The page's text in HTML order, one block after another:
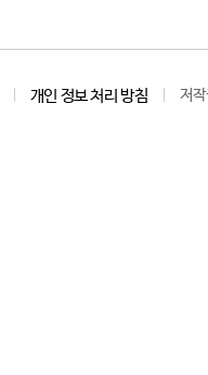
개인 정보 처리 방침 저